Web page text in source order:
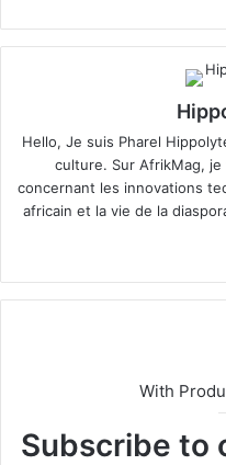
Hello, Je suis Pharel
culture. Sur AfrikMag,
concernant les innovations
africain et la vie de la
With
Subscribe to